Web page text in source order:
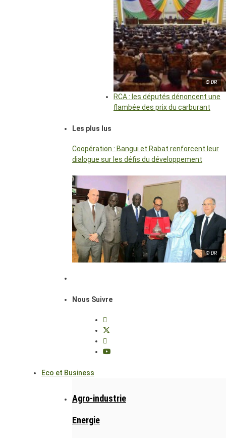
© DR
RCA : les députés dénoncent une
flambée des prix du carburant
Les plus lus
Coopération : Bangui et Rabat renforcent leur
dialogue sur les défis du développement
© DR
Nous Suivre
Eco et Business
Agro-industrie
Energie